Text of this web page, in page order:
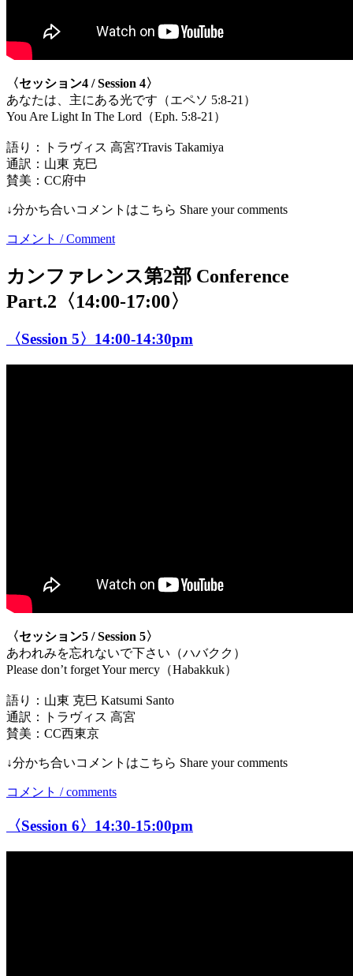
〈セッション4 / Session 4〉
あなたは、主にある光です（エペソ 5:8-21）
You Are Light In The Lord（Eph. 5:8-21）
語り：トラヴィス 高宮?Travis Takamiya
通訳：山東 克巳
賛美：CC府中
↓分かち合いコメントはこちら Share your comments
コメント / Comment
カンファレンス第2部 Conference
Part.2〈14:00-17:00〉
〈Session 5〉14:00-14:30pm
〈セッション5 / Session 5〉
あわれみを忘れないで下さい（ハバクク）
Please don’t forget Your mercy（Habakkuk）
語り：山東 克巳 Katsumi Santo
通訳：トラヴィス 高宮
賛美：CC西東京
↓分かち合いコメントはこちら Share your comments
コメント / comments
〈Session 6〉14:30-15:00pm